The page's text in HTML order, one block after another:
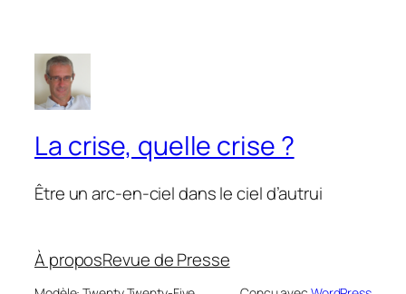
La crise, quelle crise ?
Être un arc-en-ciel dans le ciel d’autrui
À proposRevue de Presse